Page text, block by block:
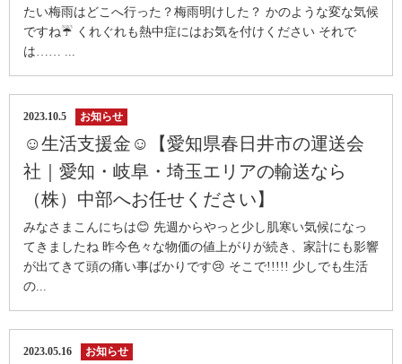
たい梅雨はどこへ行った？梅雨明けした？ かのような変な気候
ですね☔ くれぐれも熱中症にはお気を付けください それで
は…… ...
2023.10.5 お知らせ
☺生活支援金☺【愛知県春日井市の運送会
社｜愛知・岐阜・埼玉エリアの輸送なら
（株）中部へお任せください】
みなさまこんにちは😊 先週からやっと少し肌寒い気候になっ
てきましたね 昨今色々な物価の値上がりが続き、家計にも影響
が出てきて頭の痛い事ばかりです😢 そこで!!!!! 少しでも生活
の...
2023.05.16 お知らせ